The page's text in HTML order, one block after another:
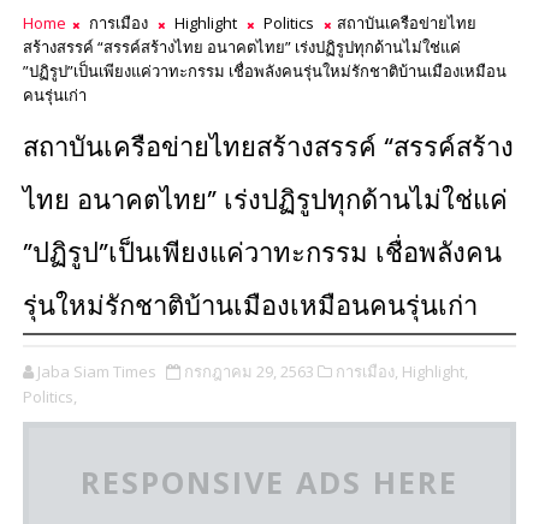
Home การเมือง Highlight Politics
สถาบันเครือข่ายไทย
สร้างสรรค์ “สรรค์สร้างไทย อนาคตไทย” เร่งปฏิรูปทุกด้านไม่ใช่แค่
”ปฏิรูป”เป็นเพียงแค่วาทะกรรม เชื่อพลังคนรุ่นใหม่รักชาติบ้านเมืองเหมือน
คนรุ่นเก่า
สถาบันเครือข่ายไทยสร้างสรรค์ “สรรค์สร้าง
ไทย อนาคตไทย” เร่งปฏิรูปทุกด้านไม่ใช่แค่
”ปฏิรูป”เป็นเพียงแค่วาทะกรรม เชื่อพลังคน
รุ่นใหม่รักชาติบ้านเมืองเหมือนคนรุ่นเก่า
Jaba Siam Times กรกฎาคม 29, 2563 การเมือง, Highlight,
Politics,
RESPONSIVE ADS HERE